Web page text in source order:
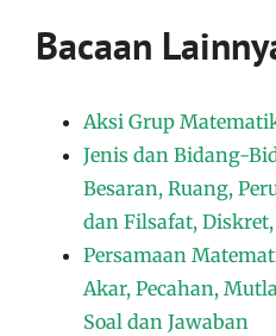
Bacaan
Aksi Grup
Jenis dan Bidang-
Besaran, Ruang,
dan Filsafat,
Persamaan
Akar, Pecahan,
Soal dan Jawaban